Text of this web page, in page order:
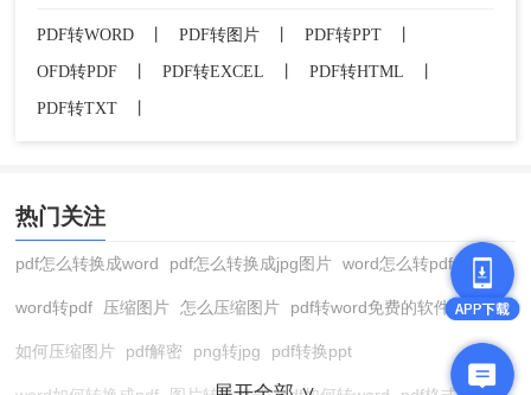
PDF转WORD PDF转图片 PDF转PPT
OFD转PDF
PDF转EXCEL PDF转HTML
PDF转TXT
热门关注
pdf怎么转换成word pdf怎么转换成jpg图片 word怎么转pdf
word转pdf 压缩图片 怎么压缩图片 pdf转word免费的软件
如何压缩图片 pdf解密 png转jpg pdf转换ppt